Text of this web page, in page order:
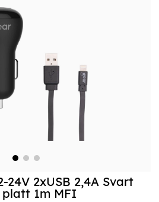
24V 2xUSB 2,4A Svart
1m MFI